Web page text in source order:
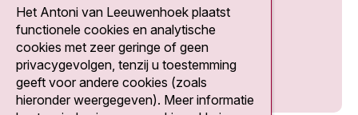
Social media
Het Antoni van Leeuwenhoek plaatst
functionele cookies en analytische
cookies met zeer geringe of geen
privacygevolgen, tenzij u toestemming
geeft voor andere cookies (zoals
hieronder weergegeven). Meer informatie